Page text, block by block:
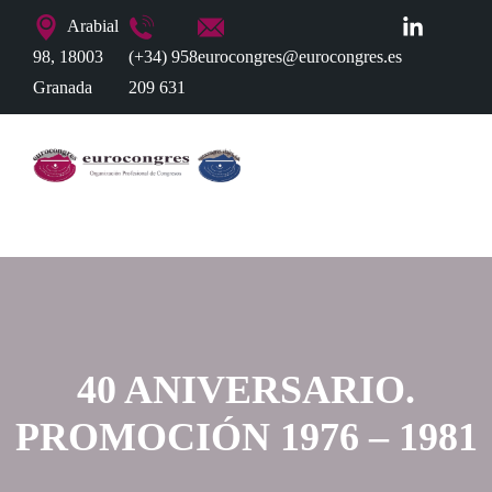
Arabial
98, 18003
Granada
(+34) 958
209 631
eurocongres@eurocongres.es
40 ANIVERSARIO.
PROMOCIÓN 1976 – 1981